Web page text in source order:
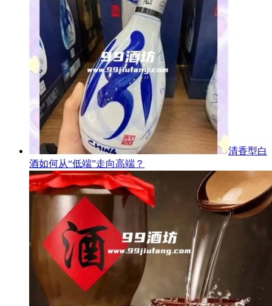
清香型白
酒如何从“低端”走向高端？